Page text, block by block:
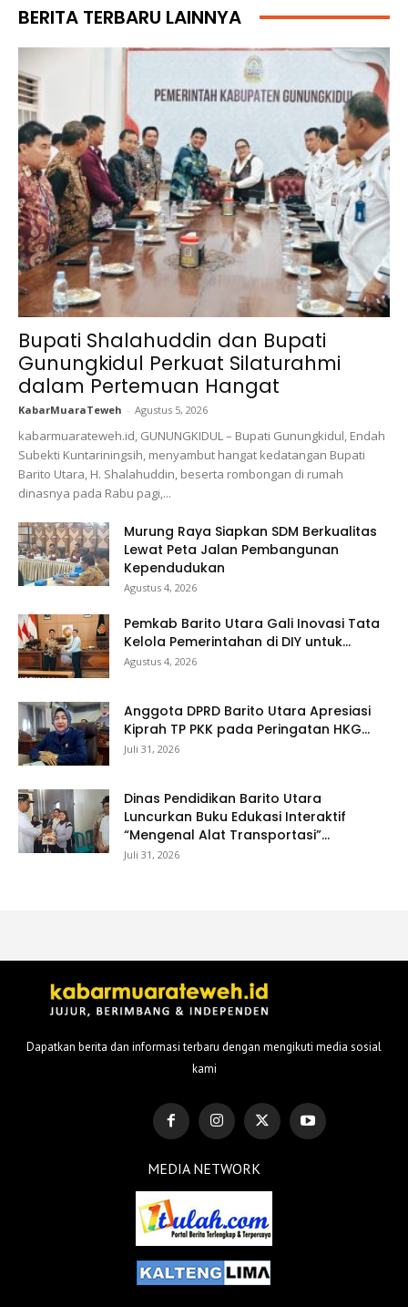
BERITA TERBARU LAINNYA
Bupati Shalahuddin dan Bupati
Gunungkidul Perkuat Silaturahmi
dalam Pertemuan Hangat
KabarMuaraTeweh - Agustus 5, 2026
kabarmuarateweh.id, GUNUNGKIDUL – Bupati Gunungkidul, Endah
Subekti Kuntariningsih, menyambut hangat kedatangan Bupati
Barito Utara, H. Shalahuddin, beserta rombongan di rumah
dinasnya pada Rabu pagi,...
Murung Raya Siapkan SDM Berkualitas
Lewat Peta Jalan Pembangunan
Kependudukan
Agustus 4, 2026
Pemkab Barito Utara Gali Inovasi Tata
Kelola Pemerintahan di DIY untuk...
Agustus 4, 2026
Anggota DPRD Barito Utara Apresiasi
Kiprah TP PKK pada Peringatan HKG...
Juli 31, 2026
Dinas Pendidikan Barito Utara
Luncurkan Buku Edukasi Interaktif
“Mengenal Alat Transportasi”...
Juli 31, 2026
Dapatkan berita dan informasi terbaru dengan mengikuti media sosial
kami
MEDIA NETWORK